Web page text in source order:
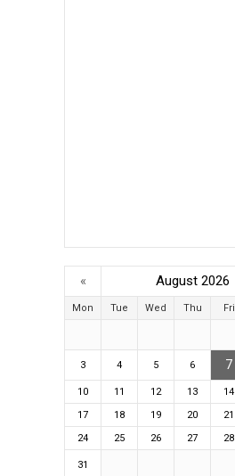
« August 2026
Mon Tue Wed Thu Fri
3 4 5 6 7
10 11 12 13 14
17
18 19 20 21
24
25 26 27 28
31